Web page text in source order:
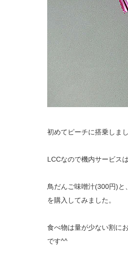
初めてピーチに搭乗しまし
LCCなので機内サービス
鳥だんご味噌汁(300円)と
を購入してみました。
食べ物は量が少ない割に
です^^